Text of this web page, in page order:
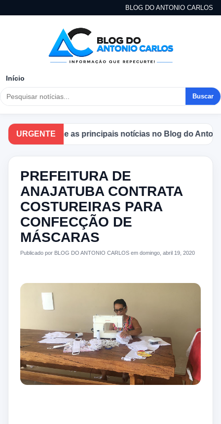
BLOG DO ANTONIO CARLOS
Início
Buscar
URGENTE
Acompanhe as principais notícias no Blog do Antonio
PREFEITURA DE
ANAJATUBA CONTRATA
COSTUREIRAS PARA
CONFECÇÃO DE
MÁSCARAS
Publicado por BLOG DO ANTONIO CARLOS em domingo, abril 19, 2020